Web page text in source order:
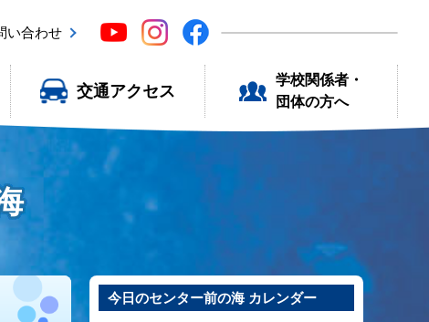
い合わせ
交通アクセス
学校関係者・
団体の方へ
今日のセンター前の海 カレンダー